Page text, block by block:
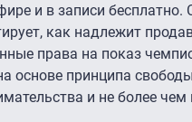
и в записи бесплатно.
как надлежит
права на показ
основе принципа свободы
и не более чем